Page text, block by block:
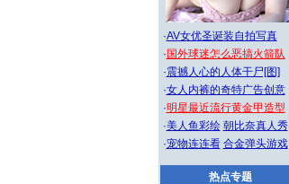
·AV女优圣诞装自拍写真
· 国外球迷怎么恶搞火箭队
·震撼人心的人体干尸[图]
·女人内裤的奇特广告创意
·明星最近流行黄金甲造型
·美人鱼彩绘 朝比奈真人秀
·宠物连连看 合金弹头游戏
热点专题